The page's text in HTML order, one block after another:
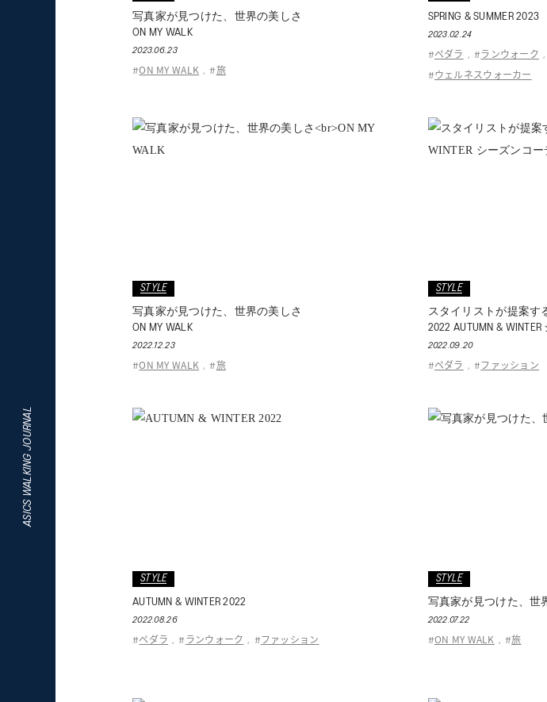
ASICS WALKING JOURNAL
写真家が見つけた、世界の美しさ
ON MY WALK
2023.06.23
#ON MY WALK , # 旅
SPRING & SUMMER 2023
2023.02.24
# ペダラ , # ランウォーク ,
# ウェルネスウォーカー
STYLE
写真家が見つけた、世界の美しさ
ON MY WALK
2022.12.23
#ON MY WALK , # 旅
STYLE
スタイリストが提案す
2022 AUTUMN &
2022.09.20
# ペダラ , # ファッション
STYLE
AUTUMN & WINTER 2022
2022.08.26
# ペダラ , # ランウォーク , # ファッション
STYLE
写真家が見つけた、世
2022.07.22
#ON MY WALK , #旅